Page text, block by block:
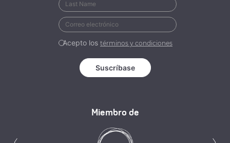
Miembro de
Acepto los términos y condiciones